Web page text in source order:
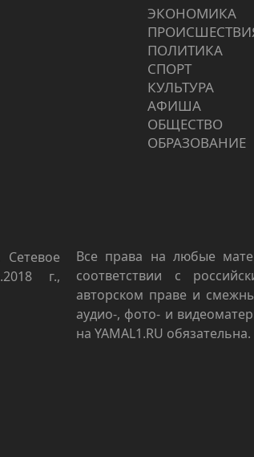
ЭКОНОМИКА
ПОЛИТИКА
СПОРТ
КУЛЬТУРА
АФИША
ОБЩЕСТВО
ОБРАЗОВАНИЕ
г.,
Все права на любые
соответствии с
авторском праве и
аудио-, фото- и
на YAMAL1.RU обязательна.